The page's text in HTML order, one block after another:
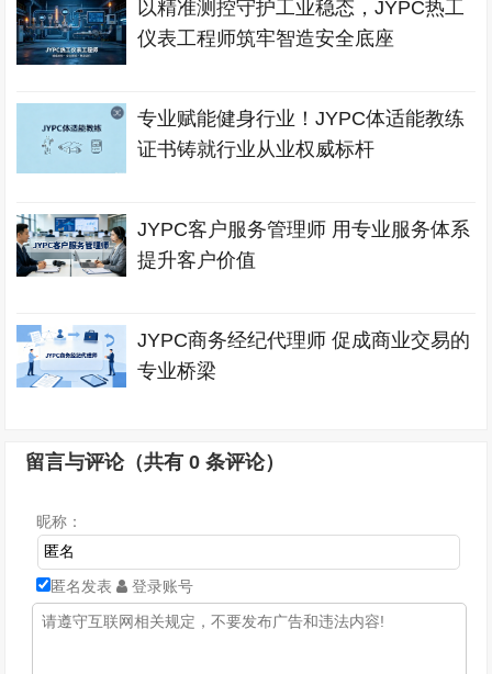
以精准测控守护工业稳态，JYPC热工
仪表工程师筑牢智造安全底座
专业赋能健身行业！JYPC体适能教练
证书铸就行业从业权威标杆
JYPC客户服务管理师 用专业服务体系
提升客户价值
JYPC商务经纪代理师 促成商业交易的
专业桥梁
留言与评论（共有0 条评论）
昵称：
匿名发表 登录账号